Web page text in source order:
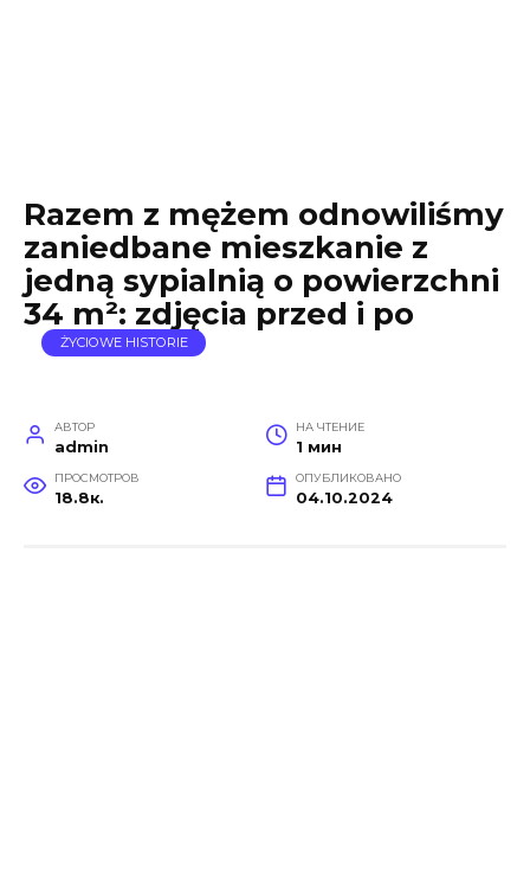
Razem z mężem odnowiliśmy
zaniedbane mieszkanie z
jedną sypialnią o powierzchni
34 m²: zdjęcia przed i po
ŻYCIOWE HISTORIE
АВТОР
admin
НА ЧТЕНИЕ
1 мин
ПРОСМОТРОВ
18.8к.
ОПУБЛИКОВАНО
04.10.2024